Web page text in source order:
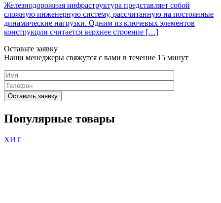
Железнодорожная инфраструктура представляет собой
сложную инженерную систему, рассчитанную на постоянные
динамические нагрузки. Одним из ключевых элементов
конструкции считается верхнее строение […]
Оставьте заявку
Наши менеджеры свяжутся с вами в течение 15 минут
leave
this
empty.
Популярные товары
ХИТ